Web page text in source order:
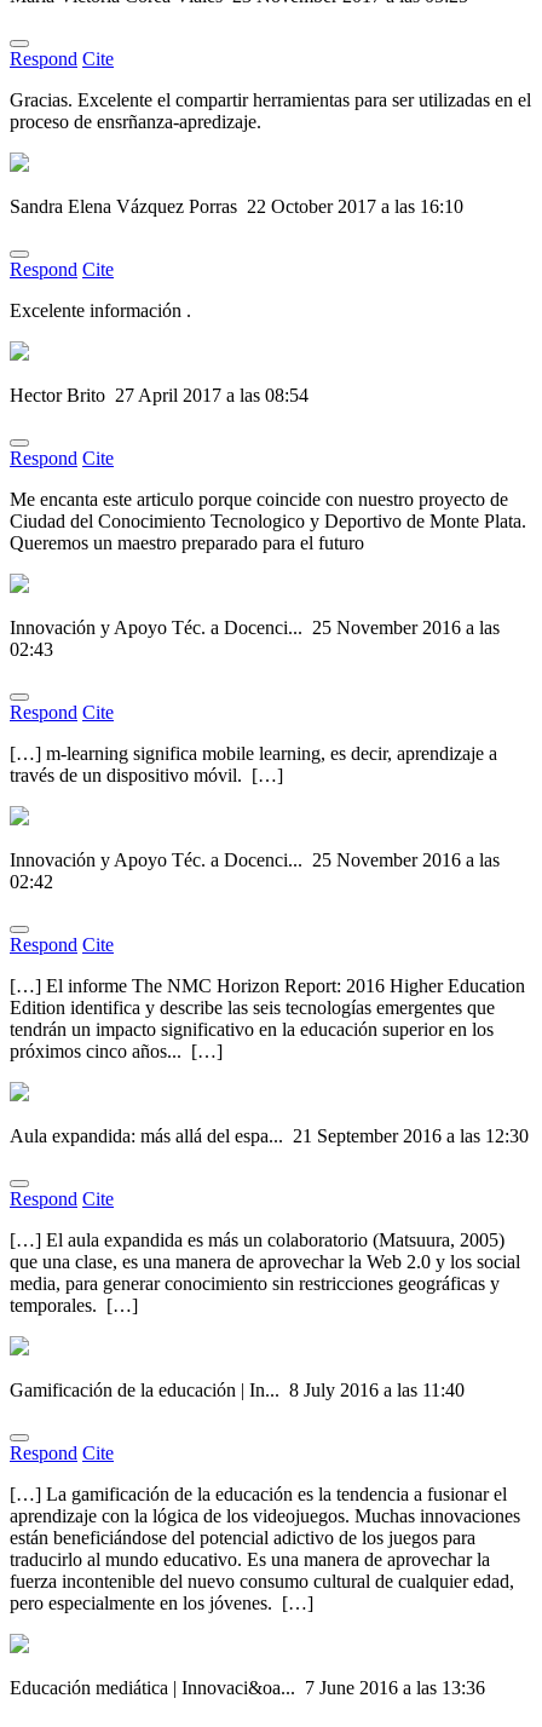
Respond Cite
Gracias. Excelente el compartir herramientas para ser utilizadas en el
proceso de ensrñanza-apredizaje.
Sandra Elena Vázquez Porras 22 October 2017 a las 16:10
Respond Cite
Excelente información .
Hector Brito 27 April 2017 a las 08:54
Respond Cite
Me encanta este articulo porque coincide con nuestro proyecto de
Ciudad del Conocimiento Tecnologico y Deportivo de Monte Plata.
Queremos un maestro preparado para el futuro
Innovación y Apoyo Téc. a Docenci... 25 November 2016 a las
02:43
Respond Cite
[…] m-learning significa mobile learning, es decir, aprendizaje a
través de un dispositivo móvil. […]
Innovación y Apoyo Téc. a Docenci... 25 November 2016 a las
02:42
Respond Cite
[…] El informe The NMC Horizon Report: 2016 Higher Education
Edition identifica y describe las seis tecnologías emergentes que
tendrán un impacto significativo en la educación superior en los
próximos cinco años... […]
Aula expandida: más allá del espa... 21 September 2016 a las 12:30
Respond Cite
[…] El aula expandida es más un colaboratorio (Matsuura, 2005)
que una clase, es una manera de aprovechar la Web 2.0 y los social
media, para generar conocimiento sin restricciones geográficas y
temporales. […]
Gamificación de la educación | In... 8 July 2016 a las 11:40
Respond Cite
[…] La gamificación de la educación es la tendencia a fusionar el
aprendizaje con la lógica de los videojuegos. Muchas innovaciones
están beneficiándose del potencial adictivo de los juegos para
traducirlo al mundo educativo. Es una manera de aprovechar la
fuerza incontenible del nuevo consumo cultural de cualquier edad,
pero especialmente en los jóvenes. […]
Educación mediática | Innovaci&oa... 7 June 2016 a las 13:36